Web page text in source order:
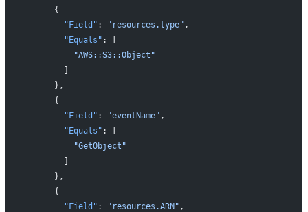
      {
        "Field"
: "resources.type" ,
        "Equals"
: [
          "AWS::S3::Object"
        ]
      },
      {
        "Field"
: "eventName" ,
        "Equals"
: [
          "GetObject"
        ]
      },
      {
        "Field"
: "resources.ARN" ,